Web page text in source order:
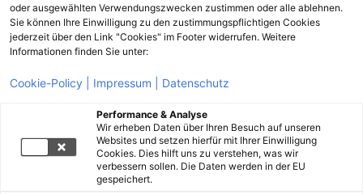
oder ausgewählten Verwendungszwecken zustimmen oder alle ablehnen.
Sie können Ihre Einwilligung zu den zustimmungspflichtigen Cookies
jederzeit über den Link "Cookies" im Footer widerrufen. Weitere
Informationen finden Sie unter:
Cookie-Policy | Impressum | Datenschutz
Performance & Analyse
Wir erheben Daten über Ihren Besuch auf unseren
Websites und setzen hierfür mit Ihrer Einwilligung
Cookies. Dies hilft uns zu verstehen, was wir
verbessern sollen. Die Daten werden in der EU
gespeichert.